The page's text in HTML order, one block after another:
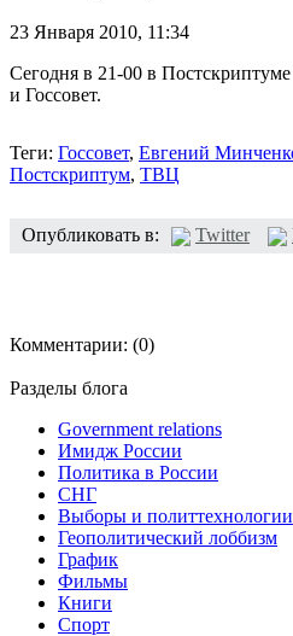
23 Января 2010, 11:34
Сегодня в 21-00 в
и Госсовет.
Теги: Госсовет, Евгений
Постскриптум, ТВЦ
Опубликовать в: Twitter
Комментарии: (0)
Разделы блога
Government relations
Имидж России
Политика в России
СНГ
Выборы и политтехнологии
Геополитический лоббизм
График
Фильмы
Книги
Спорт